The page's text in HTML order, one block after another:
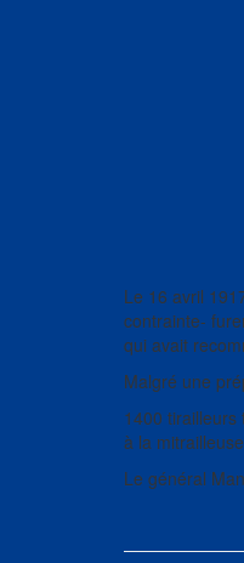
Le 16 avril
contrainte-
qui avait
Malgré une
1400 tirailleurs
à la
Le général